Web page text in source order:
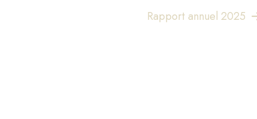
Rapport annuel 2025